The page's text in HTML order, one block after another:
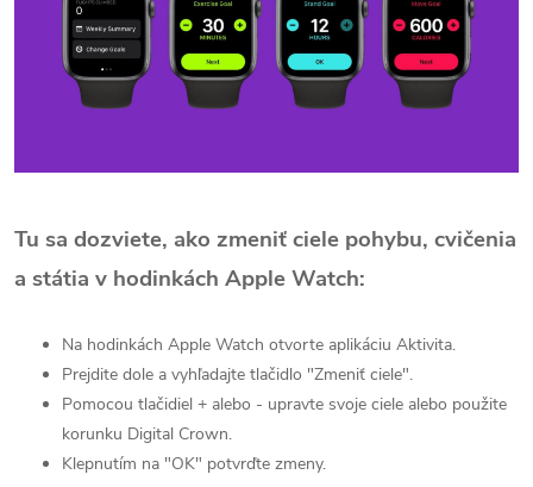
Tu sa dozviete, ako zmeniť ciele pohybu, cvičenia
a státia v hodinkách Apple Watch:
Na hodinkách Apple Watch otvorte aplikáciu Aktivita.
Prejdite dole a vyhľadajte tlačidlo "Zmeniť ciele".
Pomocou tlačidiel + alebo - upravte svoje ciele alebo použite
korunku Digital Crown.
Klepnutím na "OK" potvrďte zmeny.